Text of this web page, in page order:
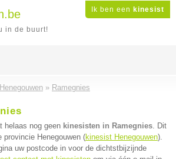
Ik ben een kinesist
in de buurt!
Henegouwen » Ramegnies
helaas nog geen kinesisten in Ramegnies. Dit
provincie Henegouwen (kinesist Henegouwen).
uw postcode in voor de dichtstbijzijnde